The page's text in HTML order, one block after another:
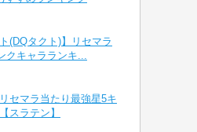
(DQタクト)】リセマラ
クキャラランキ...
セマラ当たり最強星5キ
スラテン】